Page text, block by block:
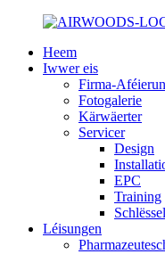
Heem
Iwwer eis
Firma-
Fotogalerie
Kärwäerter
Servicer
Design
EPC
Training
Léisungen